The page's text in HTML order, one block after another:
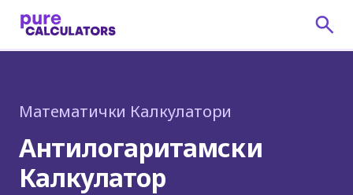
Математички Калкулатори
Антилогаритамски
Калкулатор